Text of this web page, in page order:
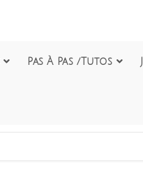
Pas À Pas /Tutos